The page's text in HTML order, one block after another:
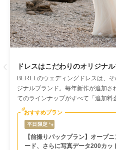
Previous
ドレスはこだわりのオリジナ
BERELのウェディングドレスは、
ジナルブランド。毎年新作が追加
てのラインナップがすべて「追加料
おすすめプラン
平日限定
【前撮りパックプラン】オープ
ード、さらに写真データ200カッ